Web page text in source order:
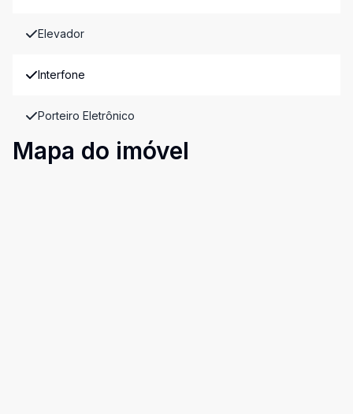
Elevador
Interfone
Porteiro Eletrônico
Mapa do imóvel